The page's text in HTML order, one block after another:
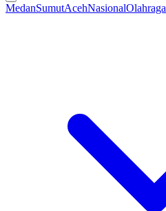
MedanSumutAcehNasionalOlahraga